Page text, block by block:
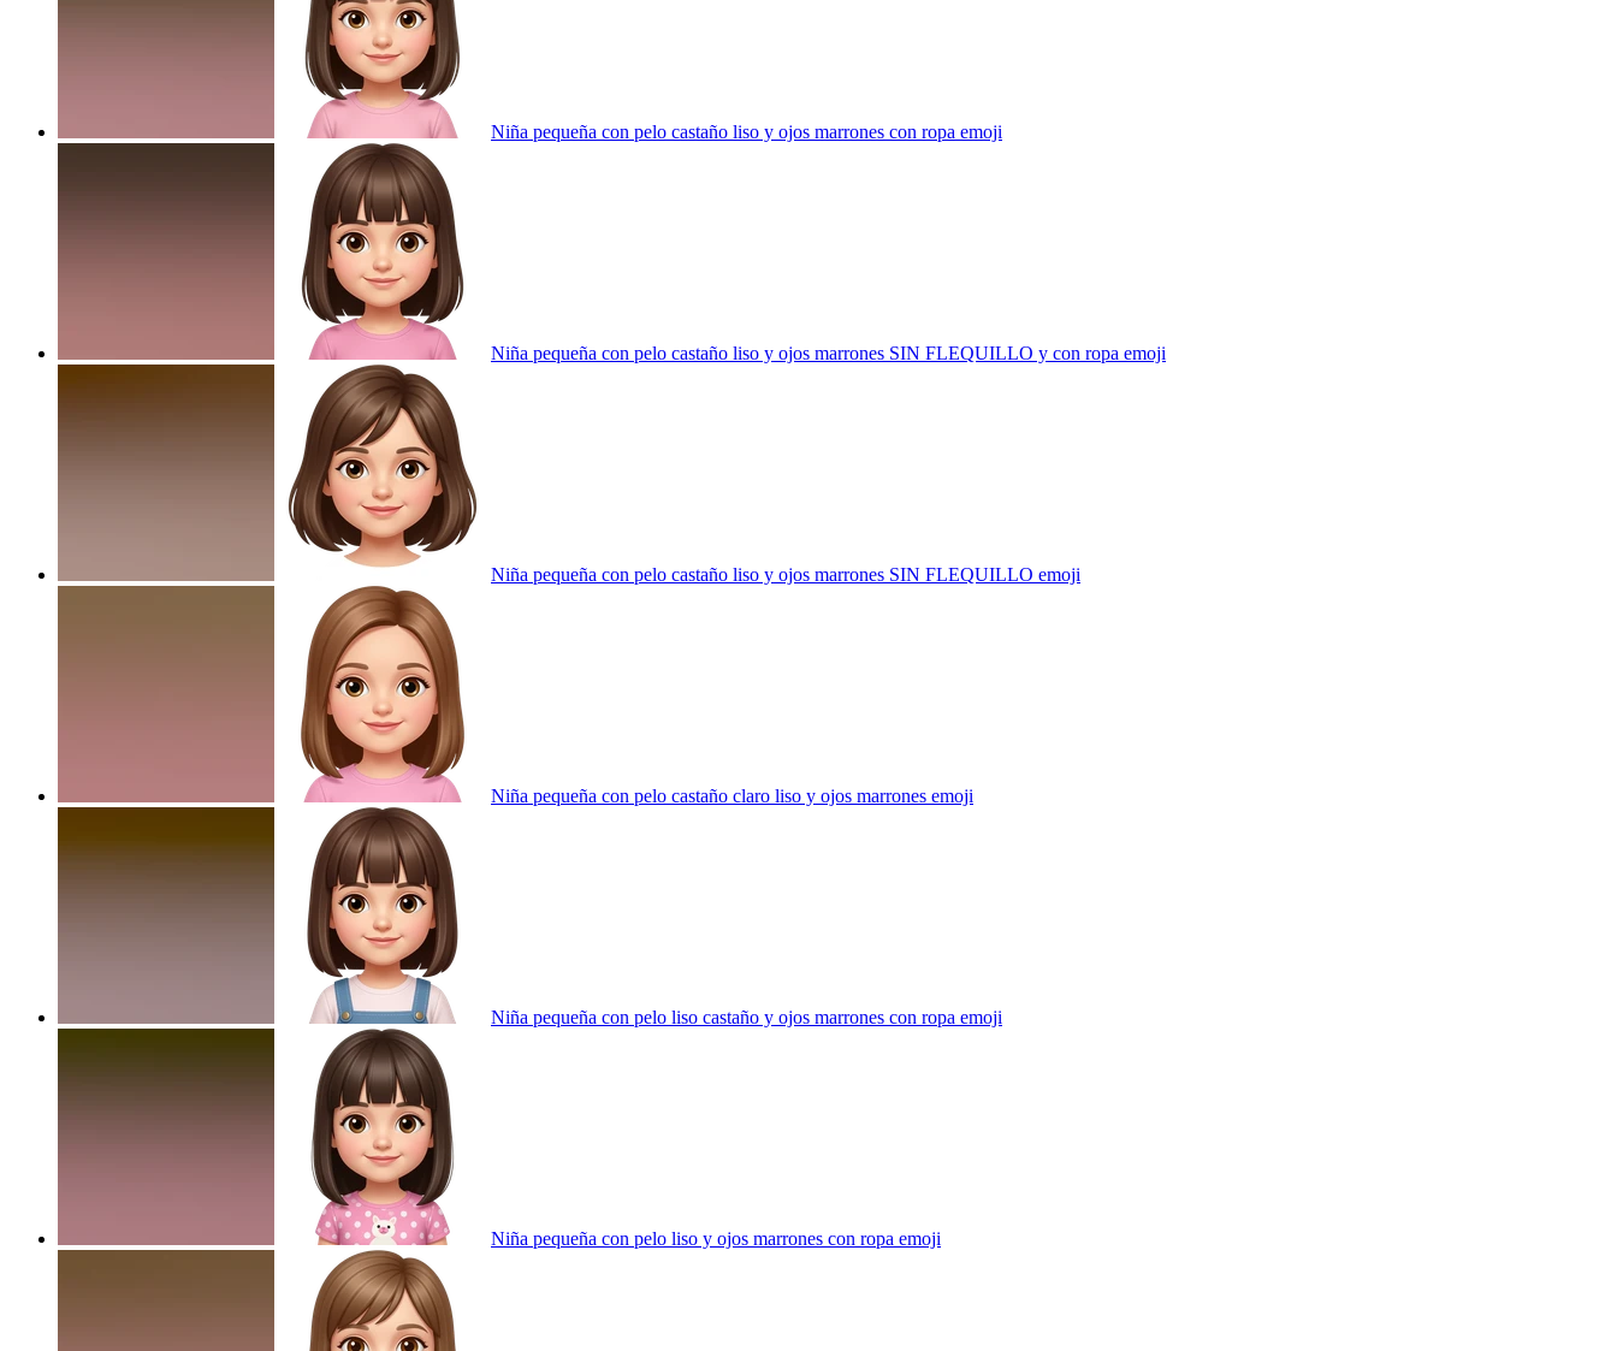
Niña pequeña con pelo castaño liso y ojos marrones con ropa emoji
Niña pequeña con pelo castaño liso y ojos marrones SIN FLEQUILLO y con ropa emoji
Niña pequeña con pelo castaño liso y ojos marrones SIN FLEQUILLO emoji
Niña pequeña con pelo castaño claro liso y ojos marrones emoji
Niña pequeña con pelo liso castaño y ojos marrones con ropa emoji
Niña pequeña con pelo liso y ojos marrones con ropa emoji